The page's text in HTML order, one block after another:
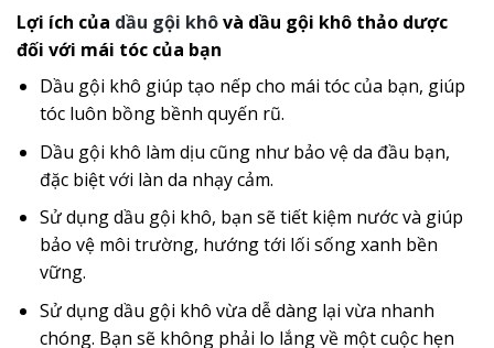
Lợi ích của dầu gội khôvà dầu gội khô thảo dược
đối với mái tóc của bạn
Dầu gội khô giúp tạo nếp cho mái tóc của bạn, giúp
tóc luôn bồng bềnh quyến rũ.
Dầu gội khô làm dịu cũng như bảo vệ da đầu bạn,
đặc biệt với làn da nhạy cảm.
Sử dụng dầu gội khô, bạn sẽ tiết kiệm nước và giúp
bảo vệ môi trường, hướng tới lối sống xanh bền
vững.
Sử dụng dầu gội khô vừa dễ dàng lại vừa nhanh
chóng. Bạn sẽ không phải lo lắng về một cuộc hẹn